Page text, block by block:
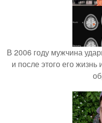
В 2006 году мужчина
и после этого его